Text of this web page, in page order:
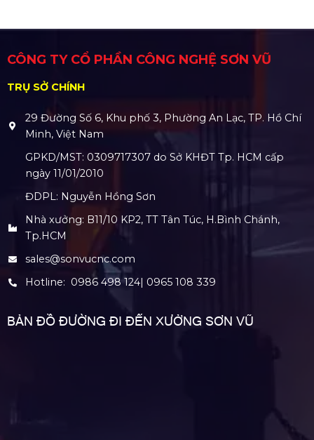
CÔNG TY CỔ PHẦN CÔNG NGHỆ SƠN VŨ
TRỤ SỞ CHÍNH
29 Đường Số 6, Khu phố 3, Phường An Lạc, TP. Hồ Chí
Minh, Việt Nam
GPKD/MST: 0309717307 do Sở KHĐT Tp. HCM cấp
ngày 11/01/2010
ĐDPL: Nguyễn Hồng Sơn
Nhà xưởng: B11/10 KP2, TT Tân Túc, H.Bình Chánh,
Tp.HCM
sales@sonvucnc.com
Hotline: 0986 498 124| 0965 108 339
BẢN ĐỒ ĐƯỜNG ĐI ĐẾN XƯỞNG SƠN VŨ